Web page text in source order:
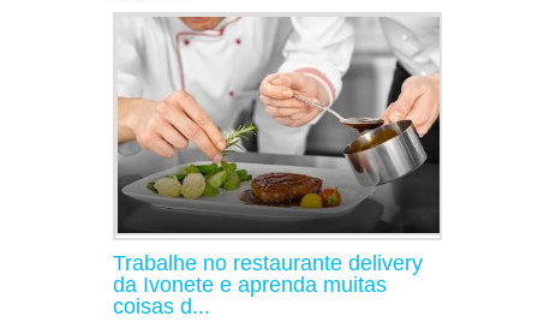
Trabalhe no restaurante delivery
da Ivonete e aprenda muitas
coisas d...